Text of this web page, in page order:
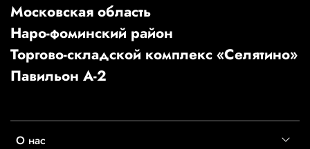
О нас
Московская область
Наро-фоминский район
Торгово-складской комплекс «Селятино»
Павильон А-2